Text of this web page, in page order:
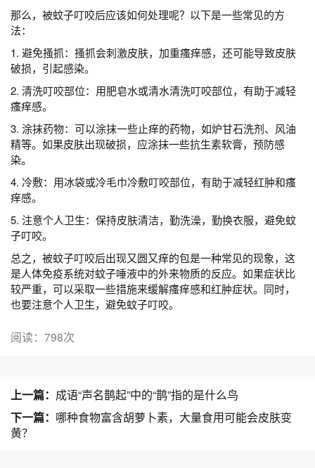
那么，被蚊子叮咬后应该如何处理呢？以下是一些常见的方
法：
1. 避免搔抓：搔抓会刺激皮肤，加重瘙痒感，还可能导致皮肤
破损，引起感染。
2. 清洗叮咬部位：用肥皂水或清水清洗叮咬部位，有助于减轻
瘙痒感。
3. 涂抹药物：可以涂抹一些止痒的药物，如炉甘石洗剂、风油
精等。如果皮肤出现破损，应涂抹一些抗生素软膏，预防感
染。
4. 冷敷：用冰袋或冷毛巾冷敷叮咬部位，有助于减轻红肿和瘙
痒感。
5. 注意个人卫生：保持皮肤清洁，勤洗澡，勤换衣服，避免蚊
子叮咬。
总之，被蚊子叮咬后出现又圆又痒的包是一种常见的现象，这
是人体免疫系统对蚊子唾液中的外来物质的反应。如果症状比
较严重，可以采取一些措施来缓解瘙痒感和红肿症状。同时，
也要注意个人卫生，避免蚊子叮咬。
阅读：798次
上一篇： 成语“声名鹊起”中的“鹊”指的是什么鸟
下一篇： 哪种食物富含胡萝卜素，大量食用可能会皮肤变
黄？